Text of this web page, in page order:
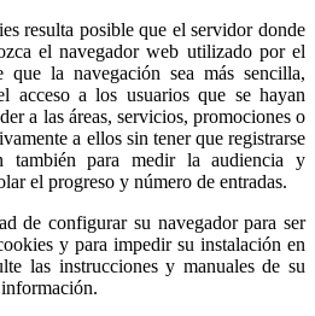
resulta posible que el servidor donde
el navegador web utilizado por el
la navegación sea más sencilla,
acceso a los usuarios que se hayan
a las áreas, servicios, promociones o
a ellos sin tener que registrarse
también para medir la audiencia y
el progreso y número de entradas.
de configurar su navegador para ser
y para impedir su instalación en
las instrucciones y manuales de su